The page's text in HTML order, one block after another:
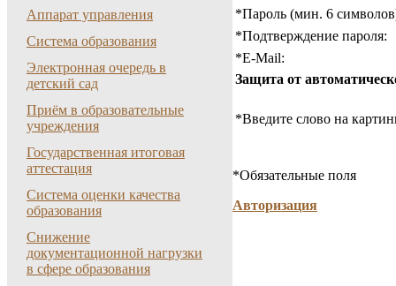
Аппарат управления
Система образования
Электронная очередь в
детский сад
Приём в образовательные
учреждения
Государственная итоговая
аттестация
Система оценки качества
образования
Снижение
документационной нагрузки
в сфере образования
*Пароль (мин. 6
*Подтверждение пароля:
*E-Mail:
Защита от
*Введите слово на
*Обязательные поля
Авторизация